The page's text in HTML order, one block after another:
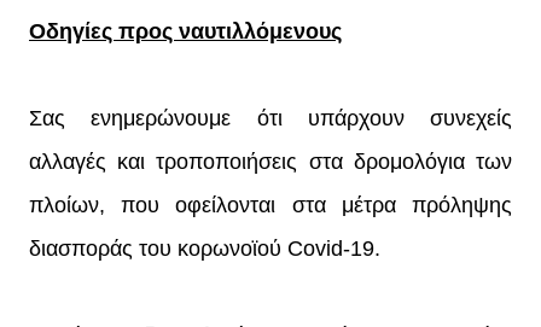
Οδηγίες προς ναυτιλλόμενους
Σας ενημερώνουμε ότι υπάρχουν συνεχείς
αλλαγές και τροποποιήσεις στα δρομολόγια των
πλοίων, που οφείλονται στα μέτρα πρόληψης
διασποράς του κορωνοϊού Covid-19.